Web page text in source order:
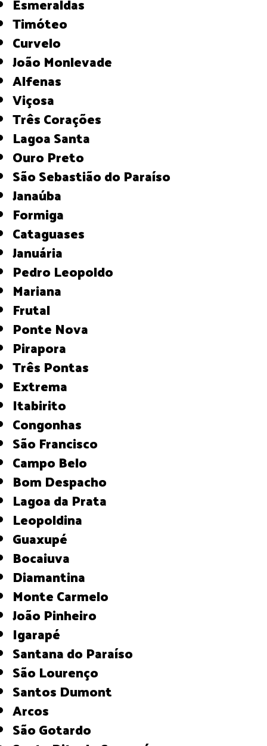
Timóteo
Curvelo
João Monlevade
Alfenas
Viçosa
Três Corações
Lagoa Santa
Ouro Preto
São Sebastião do Paraíso
Janaúba
Formiga
Cataguases
Januária
Pedro Leopoldo
Mariana
Frutal
Ponte Nova
Pirapora
Três Pontas
Extrema
Itabirito
Congonhas
São Francisco
Campo Belo
Bom Despacho
Lagoa da Prata
Leopoldina
Guaxupé
Bocaiuva
Diamantina
Monte Carmelo
João Pinheiro
Igarapé
Santana do Paraíso
São Lourenço
Santos Dumont
Arcos
São Gotardo